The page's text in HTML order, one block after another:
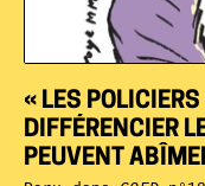
« LES
DIFFÉRENCIER
PEUVENT